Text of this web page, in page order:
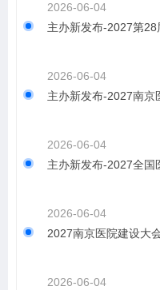
2026-06-04
主办新发布-2027第
2026-06-04
主办新发布-2027南京
2026-06-04
主办新发布-2027全国
2026-06-04
2027南京医院建设大
2026-06-04